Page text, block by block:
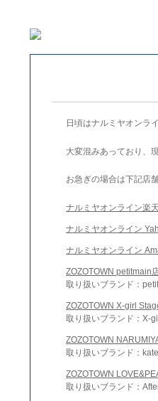
日頃はナルミヤオンラ
大変混みあっており、
お急ぎの場合は下記店
ナルミヤオンライン楽
ナルミヤオンライン
ナルミヤオンライン
ZOZOTOWN petitmain
取り扱いブランド：
ZOZOTOWN X-girl
取り扱いブランド：X-
ZOZOTOWN
取り扱いブランド：
ZOZOTOWN
取り扱いブランド：